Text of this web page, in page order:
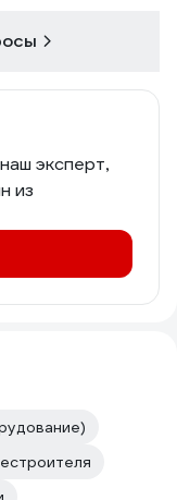
в
эксперт,
из